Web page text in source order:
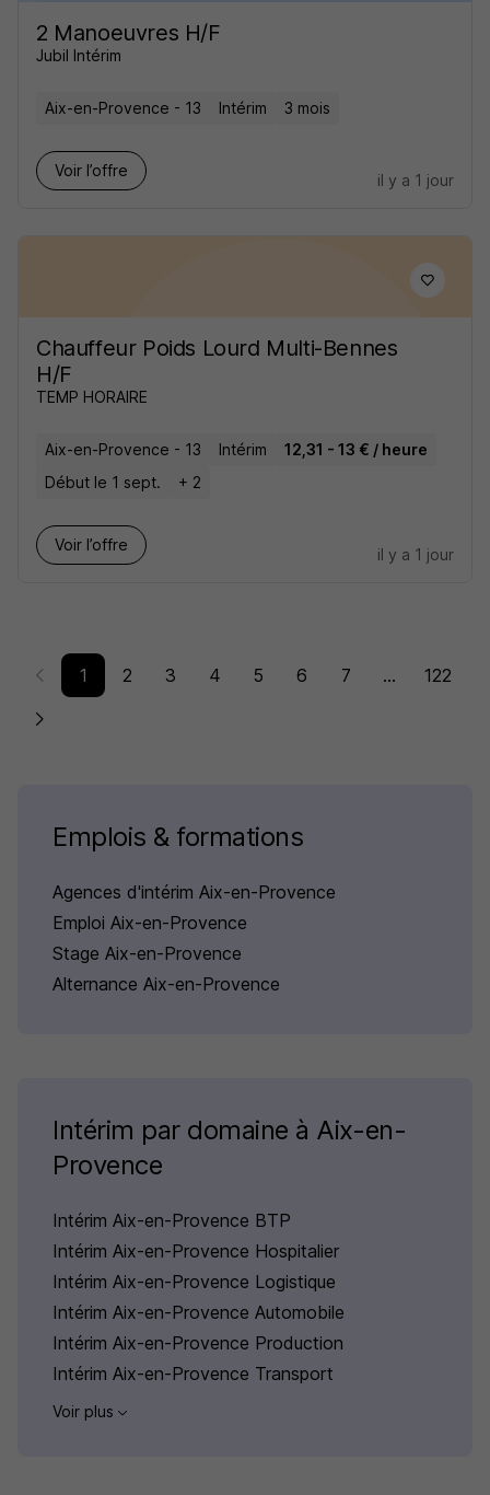
2 Manoeuvres H/F
Jubil Intérim
Aix-en-Provence - 13 Intérim 3 mois
Voir l’offre
il y a 1 jour
Chauffeur Poids Lourd Multi-Bennes
H/F
TEMP HORAIRE
Aix-en-Provence - 13 Intérim
12,31 - 13 € / heure
Début le 1 sept.
+ 2
Voir l’offre
il y a 1 jour
1 2 3 4 5 6 7 ... 122
Emplois & formations
Agences d'intérim Aix-en-Provence
Emploi Aix-en-Provence
Stage Aix-en-Provence
Alternance Aix-en-Provence
Intérim par domaine à Aix-en-
Provence
Intérim Aix-en-Provence BTP
Intérim Aix-en-Provence Hospitalier
Intérim Aix-en-Provence Logistique
Intérim Aix-en-Provence Automobile
Intérim Aix-en-Provence Production
Intérim Aix-en-Provence Transport
Voir plus